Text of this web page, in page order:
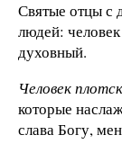
Святые отцы с
людей:
духовный.
Человек
которые
слава Богу,